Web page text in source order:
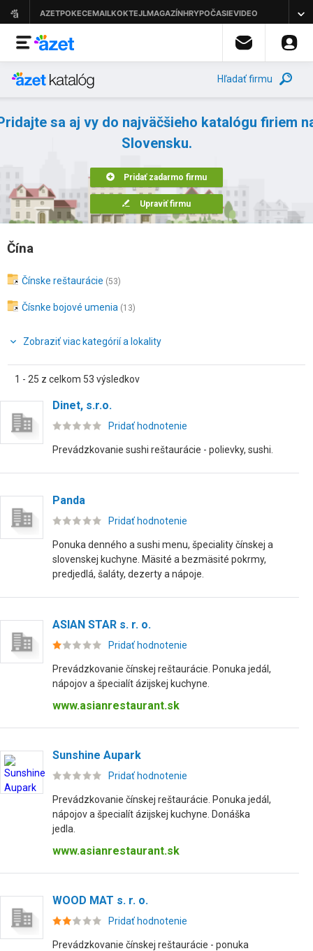
Hľadať firmu
sa aj vy do najväčšieho katalógu firiem
Slovensku.
Pridať zadarmo firmu
Upraviť firmu
Čína
Čínske reštaurácie (53)
Čísnke bojové umenia (13)
Zobraziť viac kategórií a lokality
1 - 25 z celkom 53 výsledkov
Dinet, s.r.o.
Pridať hodnotenie
Prevádzkovanie sushi reštaurácie - polievky, sushi.
Panda
Pridať hodnotenie
Ponuka denného a sushi menu, špeciality čínskej a
slovenskej kuchyne. Mäsité a bezmäsité pokrmy,
predjedlá, šaláty, dezerty a nápoje.
ASIAN STAR s. r. o.
Pridať hodnotenie
Prevádzkovanie čínskej reštaurácie. Ponuka jedál,
nápojov a špecialít ázijskej kuchyne.
www.asianrestaurant.sk
Sunshine Aupark
Pridať hodnotenie
Prevádzkovanie čínskej reštaurácie. Ponuka jedál,
nápojov a špecialít ázijskej kuchyne. Donáška
jedla.
www.asianrestaurant.sk
WOOD MAT s. r. o.
Pridať hodnotenie
Prevádzkovanie čínskej reštaurácie - ponuka